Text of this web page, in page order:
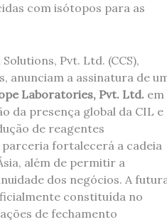
com isótopos para as
Pvt. Ltd. (CCS),
anunciam a assinatura de
Laboratories, Pvt. Ltd.em
da presença global da CIL e
de reagentes
fortalecerá a cadeia
além de permitir a
dos negócios. A
constituída no
de fechamento